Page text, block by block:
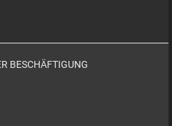
BESCHÄFTIGUNG